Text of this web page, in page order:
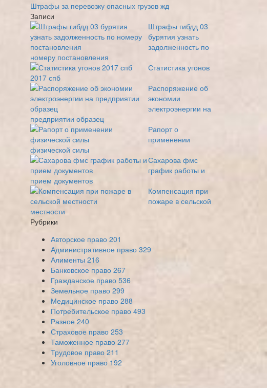
Штрафы за перевозку опасных грузов жд
Записи
Штрафы гибдд 03
бурятия узнать
задолженность по
номеру постановления
Статистика угонов
2017 спб
Распоряжение об
экономии
электроэнергии на
предприятии образец
Рапорт о
применении
физической силы
Сахарова фмс
график работы и
прием документов
Компенсация при
пожаре в сельской
местности
Рубрики
Авторское право 201
Административное право 329
Алименты 216
Банковское право 267
Гражданское право 536
Земельное право 299
Медицинское право 288
Потребительское право 493
Разное 240
Страховое право 253
Таможенное право 277
Трудовое право 211
Уголовное право 192